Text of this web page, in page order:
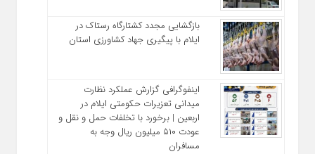
بازگشایی مجدد کشتارگاه رستاک در
ایلام با پیگیری جهاد کشاورزی استان
اینفوگرافی گزارش عملکرد نظارت
میدانی تعزیرات حکومتی ایلام در
اربعین | برخورد با تخلفات حمل‌ و نقل و
عودت ۵۱۰ میلیون ریال وجه به
مسافران